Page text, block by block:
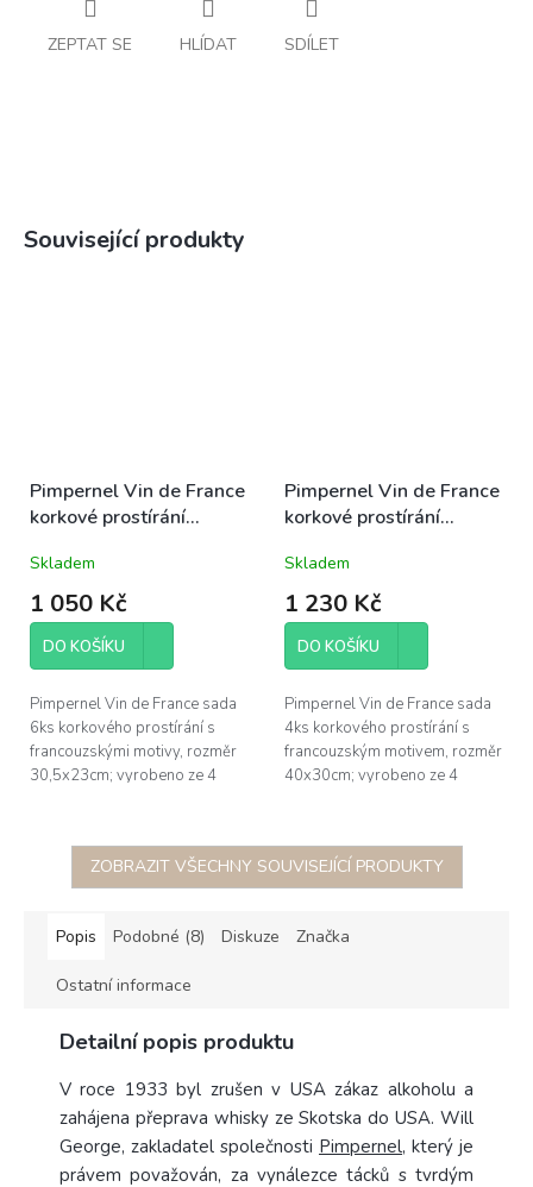
ZEPTAT SE HLÍDAT SDÍLET
Související produkty
Pimpernel Vin de France
korkové prostírání
6ks
Skladem
1 050 Kč
DO KOŠÍKU
Pimpernel Vin de France sada
6ks korkového prostírání s
francouzskými motivy, rozměr
30,5x23cm; vyrobeno ze 4
Pimpernel Vin de France
korkové prostírání
Skladem
1 230 Kč
DO KOŠÍKU
Pimpernel Vin de France sada
4ks korkového prostírání s
francouzským motivem, rozměr
40x30cm; vyrobeno ze 4
ZOBRAZIT VŠECHNY SOUVISEJÍCÍ PRODUKTY
Popis Podobné (8) Diskuze Značka
Ostatní informace
Detailní popis produktu
V roce 1933byl zrušen v USA zákaz alkoholu a
zahájena přeprava whisky ze Skotska do USA. Will
George, zakladatel společnosti Pimpernel, který je
právem považován, za vynálezce tácků s tvrdým